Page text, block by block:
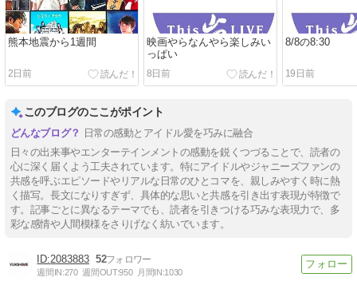
熊本地震から1週間
2日前
映画やらなんやら楽しみい
っぱい
8日前
8/8の8:30
19日前
このブログのここがポイント
日常の感動とアイドル愛を巧みに融合
日々の出来事やエンターテインメントの感動を鋭くつづることで、読者の
心に深く届くよう工夫されています。特にアイドルやジャニーズファンの
共感を呼ぶエピソードやリアルな日常のひとコマを、親しみやすく時に熱
く描写。長文になりすぎず、具体的な思いと共感を引き出す表現が特徴で
す。記事ごとに異なるテーマでも、読者を引きつける巧みな表現力で、多
彩な感情や人間模様をさりげなく紡いでいます。
2083883 52
週間IN:270 週間OUT:950 月間IN:1030